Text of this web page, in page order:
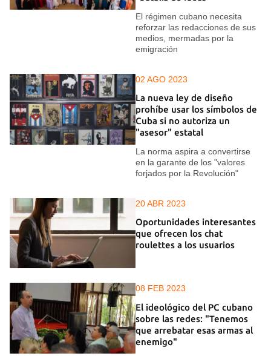
El régimen cubano necesita
reforzar las redacciones de sus
medios, mermadas por la
emigración
02 AGO 2023
La nueva ley de diseño
prohíbe usar los símbolos de
Cuba si no autoriza un
"asesor" estatal
La norma aspira a convertirse
en la garante de los "valores
forjados por la Revolución"
20 ABR 2023
Oportunidades interesantes
que ofrecen los chat
roulettes a los usuarios
08 FEB 2023
El ideológico del PC cubano
sobre las redes: "Tenemos
que arrebatar esas armas al
enemigo"